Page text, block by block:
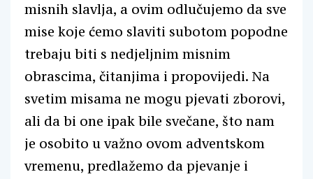
misnih slavlja, a ovim odlučujemo da sve
mise koje ćemo slaviti subotom popodne
trebaju biti s nedjeljnim misnim
obrascima, čitanjima i propovijedi. Na
svetim misama ne mogu pjevati zborovi,
ali da bi one ipak bile svečane, što nam
je osobito u važno ovom adventskom
vremenu, predlažemo da pjevanje i